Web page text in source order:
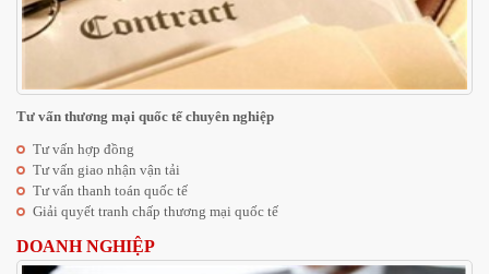
Tư vấn thương mại quốc tế chuyên nghiệp
Tư vấn hợp đồng
Tư vấn giao nhận vận tải
Tư vấn thanh toán quốc tế
Giải quyết tranh chấp thương mại quốc tế
DOANH NGHIỆP